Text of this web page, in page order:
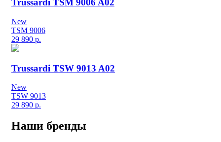
Trussardi TSM 9006 A02
New
TSM 9006
29 890 р.
Trussardi TSW 9013 A02
New
TSW 9013
29 890 р.
Наши бренды